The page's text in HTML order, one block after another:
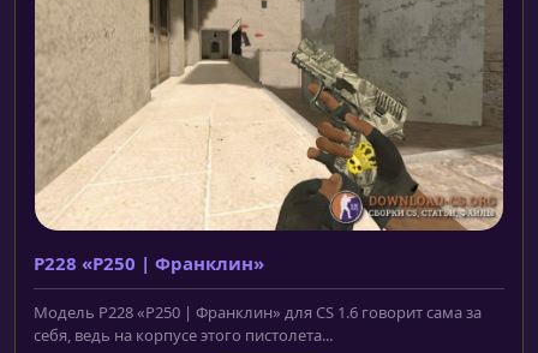
P228 «P250 | Франклин»
Модель P228 «P250 | Франклин» для CS 1.6 говорит сама за
себя, ведь на корпусе этого пистолета...